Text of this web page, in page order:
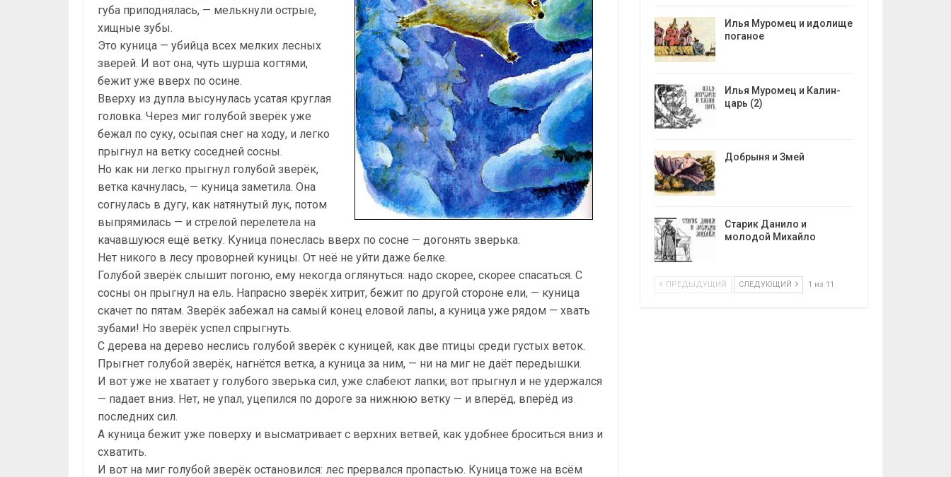
губа приподнялась, — мелькнули острые,
хищные зубы.
Это куница — убийца всех мелких лесных
зверей. И вот она, чуть шурша когтями,
бежит уже вверх по осине.
Вверху из дупла высунулась усатая круглая
головка. Через миг голубой зверёк уже
бежал по суку, осыпая снег на ходу, и легко
прыгнул на ветку соседней сосны.
Но как ни легко прыгнул голубой зверёк,
ветка качнулась, — куница заметила. Она
согнулась в дугу, как натянутый лук, потом
выпрямилась — и стрелой перелетела на
качавшуюся ещё ветку. Куница понеслась вверх по сосне — догонять зверька.
Нет никого в лесу проворней куницы. От неё не уйти даже белке.
Голубой зверёк слышит погоню, ему некогда оглянуться: надо скорее, скорее спасаться. С
сосны он прыгнул на ель. Напрасно зверёк хитрит, бежит по другой стороне ели, — куница
скачет по пятам. Зверёк забежал на самый конец еловой лапы, а куница уже рядом — хвать
зубами! Но зверёк успел спрыгнуть.
С дерева на дерево неслись голубой зверёк с куницей, как две птицы среди густых веток.
Прыгнет голубой зверёк, нагнётся ветка, а куница за ним, — ни на миг не даёт передышки.
И вот уже не хватает у голубого зверька сил, уже слабеют лапки; вот прыгнул и не удержался
— падает вниз. Нет, не упал, уцепился по дороге за нижнюю ветку — и вперёд, вперёд из
последних сил.
А куница бежит уже поверху и высматривает с верхних ветвей, как удобнее броситься вниз и
схватить.
И вот на миг голубой зверёк остановился: лес прервался пропастью. Куница тоже на всём
Илья Муромец и идолище
поганое
Илья Муромец и Калин-
царь (2)
Добрыня и Змей
Старик Данило и
молодой Михайло
ПРЕДЫДУЩИЙ СЛЕДУЮЩИЙ 1 из 11